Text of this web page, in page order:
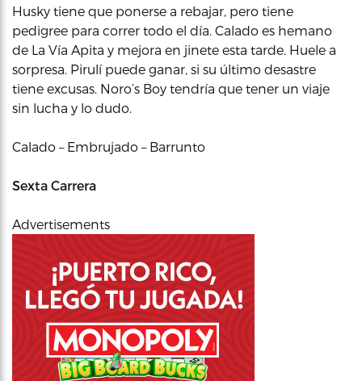
Husky tiene que ponerse a rebajar, pero tiene
pedigree para correr todo el día. Calado es hemano
de La Vía Apita y mejora en jinete esta tarde. Huele a
sorpresa. Pirulí puede ganar, si su último desastre
tiene excusas. Noro’s Boy tendría que tener un viaje
sin lucha y lo dudo.
Calado – Embrujado – Barrunto
Sexta Carrera
Advertisements